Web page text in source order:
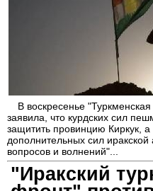
В воскресенье
заявила, что курдских сил
защитить провинцию Киркук,
дополнительных сил
вопросов и волнений"...
"Иракский